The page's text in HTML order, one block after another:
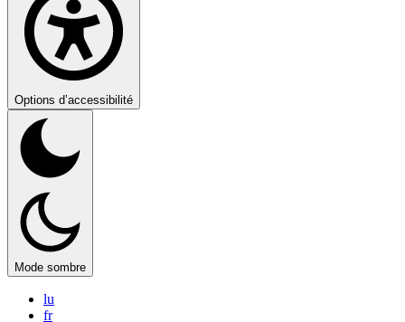
Options d’accessibilité
Mode sombre
lu
fr